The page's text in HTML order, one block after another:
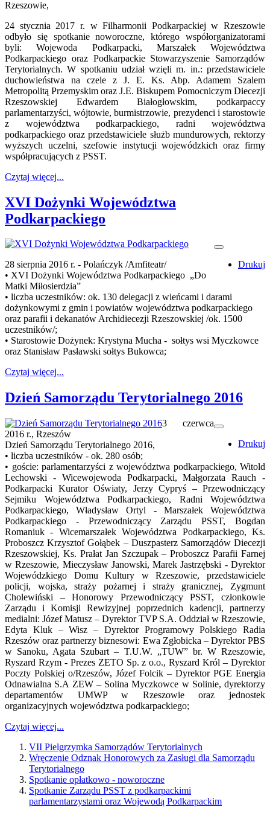
Rzeszowie,
24 stycznia 2017 r. w Filharmonii Podkarpackiej w Rzeszowie
odbyło się spotkanie noworoczne, którego współorganizatorami
byli: Wojewoda Podkarpacki, Marszałek Województwa
Podkarpackiego oraz Podkarpackie Stowarzyszenie Samorządów
Terytorialnych. W spotkaniu udział wzięli m. in.: przedstawiciele
duchowieństwa na czele z J. E. Ks. Abp. Adamem Szalem
Metropolitą Przemyskim oraz J.E. Biskupem Pomocniczym Diecezji
Rzeszowskiej Edwardem Białogłowskim, podkarpaccy
parlamentarzyści, wójtowie, burmistrzowie, prezydenci i starostowie
z województwa podkarpackiego, radni województwa
podkarpackiego oraz przedstawiciele służb mundurowych, rektorzy
wyższych uczelni, szefowie instytucji wojewódzkich oraz firmy
współpracujących z PSST.
Czytaj więcej...
XVI Dożynki Województwa
Podkarpackiego
Drukuj
28 sierpnia 2016 r. - Polańczyk /Amfiteatr/
• XVI Dożynki Województwa Podkarpackiego „Do
Matki Miłosierdzia”
• liczba uczestników: ok. 130 delegacji z wieńcami i darami
dożynkowymi z gmin i powiatów województwa podkarpackiego
oraz parafii i dekanatów Archidiecezji Rzeszowskiej /ok. 1500
uczestników/;
• Starostowie Dożynek: Krystyna Mucha - sołtys wsi Myczkowce
oraz Stanisław Pasławski sołtys Bukowca;
Czytaj więcej...
Dzień Samorządu Terytorialnego 2016
Drukuj
3 czerwca
2016 r., Rzeszów
Dzień Samorządu Terytorialnego 2016,
• liczba uczestników - ok. 280 osób;
• goście: parlamentarzyści z województwa podkarpackiego, Witold
Lechowski - Wicewojewoda Podkarpacki, Małgorzata Rauch -
Podkarpacki Kurator Oświaty, Jerzy Cypryś – Przewodniczący
Sejmiku Województwa Podkarpackiego, Radni Województwa
Podkarpackiego, Władysław Ortyl - Marszałek Województwa
Podkarpackiego - Przewodniczący Zarządu PSST, Bogdan
Romaniuk - Wicemarszałek Województwa Podkarpackiego, Ks.
Proboszcz Krzysztof Gołąbek – Duszpasterz Samorządów Diecezji
Rzeszowskiej, Ks. Prałat Jan Szczupak – Proboszcz Parafii Farnej
w Rzeszowie, Mieczysław Janowski, Marek Jastrzębski - Dyrektor
Wojewódzkiego Domu Kultury w Rzeszowie, przedstawiciele
policji, wojska, straży pożarnej i straży granicznej, Zygmunt
Cholewiński – Honorowy Przewodniczący PSST, członkowie
Zarządu i Komisji Rewizyjnej poprzednich kadencji, partnerzy
medialni: Józef Matusz – Dyrektor TVP S.A. Oddział w Rzeszowie,
Edyta Kluk – Wisz – Dyrektor Programowy Polskiego Radia
Rzeszów oraz partnerzy biznesowi: Ewa Zgłobicka – Dyrektor PBS
w Sanoku, Agata Szubart – T.U.W. „TUW” br. W Rzeszowie,
Ryszard Rzym - Prezes ZETO Sp. z o.o., Ryszard Król – Dyrektor
Poczty Polskiej o/Rzeszów, Józef Folcik – Dyrektor PGE Energia
Odnawialna S.A ZEW – Solina Myczkowce w Solinie, dyrektorzy
departamentów UMWP w Rzeszowie oraz jednostek
organizacyjnych województwa podkarpackiego;
Czytaj więcej...
VII Pielgrzymka Samorządów Terytorialnych
Wręczenie Odznak Honorowych za Zasługi dla Samorządu
Terytorialnego
Spotkanie opłatkowo - noworoczne
Spotkanie Zarządu PSST z podkarpackimi
parlamentarzystami oraz Wojewodą Podkarpackim